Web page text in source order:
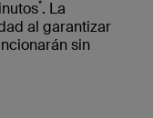
*. La
al garantizar
sin